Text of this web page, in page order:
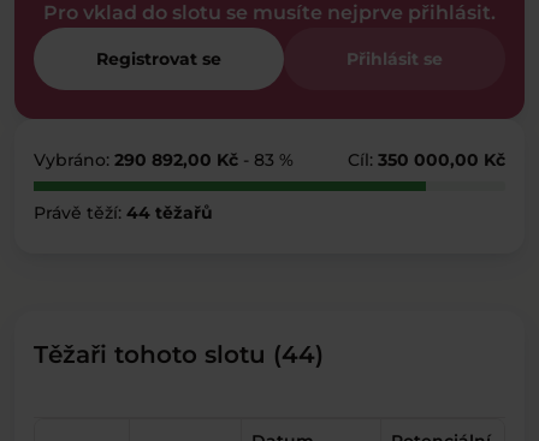
Pro vklad do slotu se musíte nejprve přihlásit.
Registrovat se Přihlásit se
Vybráno: 290 892,00 Kč - 83 % Cíl: 350 000,00 Kč
Právě těží: 44 těžařů
Těžaři tohoto slotu (44)